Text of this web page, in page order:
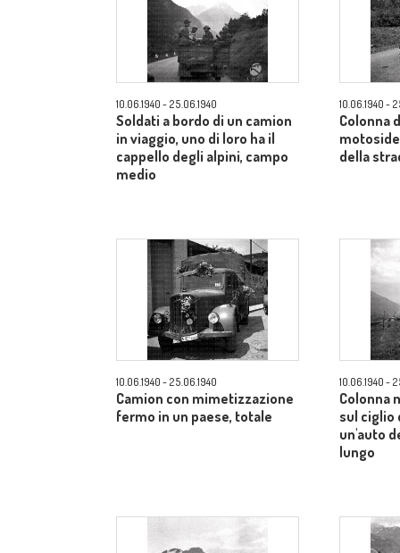
10.06.1940 - 25.06.1940
Soldati a bordo di un camion
in viaggio, uno di loro ha il
cappello degli alpini, campo
medio
10.06.1940 -
Colonna
della
10.06.1940 - 25.06.1940
Camion con mimetizzazione
fermo in un paese, totale
10.06.1940 -
Colonna
sul ciglio
un'auto
lungo